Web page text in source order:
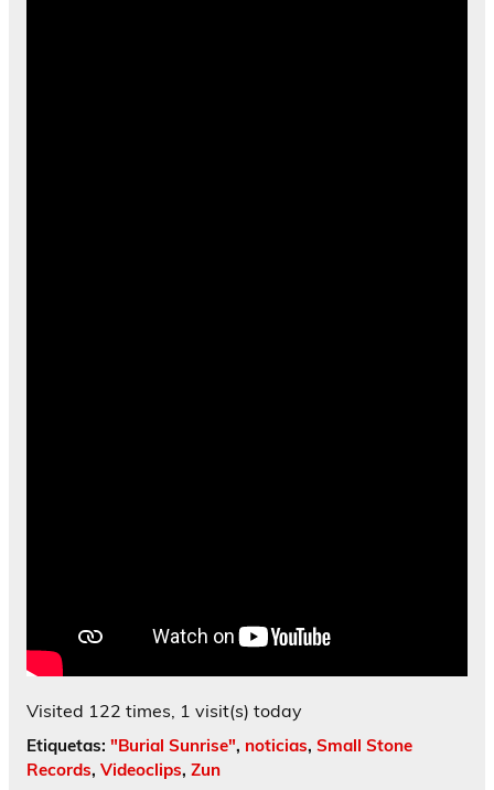
Visited 122 times, 1 visit(s) today
Etiquetas: "Burial Sunrise", noticias, Small Stone
Records, Videoclips, Zun